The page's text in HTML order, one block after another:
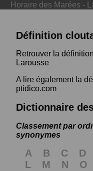
Horaire des Marées -
Définition
Retrouver la
Larousse
A lire également la
ptidico.com
Dictionnaire
Classement par
synonymes
A B C D
L
M N O